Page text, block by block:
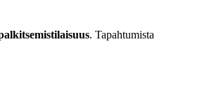
. Tapahtumista